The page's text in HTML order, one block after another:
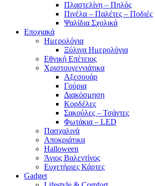
Πλαστελίνη – Πηλός
Πινέλα – Παλέτες – Ποδιές
Ψαλίδια Σχολικά
Εποχιακά
Ημερολόγια
Ξύλινα Ημερολόγια
Εθνική Επέτειος
Χριστουγεννιάτικα
Αξεσουάρ
Γούρια
Διακόσμηση
Κορδέλες
Σακούλες – Τσάντες
Φωτάκια – LED
Πασχαλινά
Αποκριάτικα
Halloween
Άγιος Βαλεντίνος
Ευχετήριες Κάρτες
Gadget